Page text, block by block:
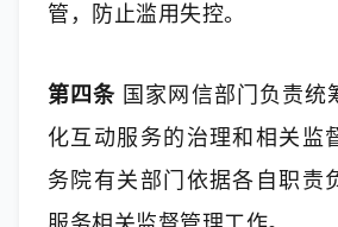
管，防止滥用失控。
第四条 国家网信部门负责统
化互动服务的治理和相关监
务院有关部门依据各自职责